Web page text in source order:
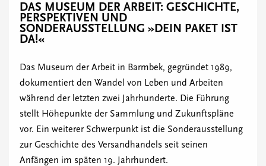
DAS MUSEUM DER ARBEIT: GESCHICHTE,
PERSPEKTIVEN UND
SONDERAUSSTELLUNG »DEIN PAKET IST
DA!«
Das Museum der Arbeit in Barmbek, gegründet 1989,
dokumentiert den Wandel von Leben und Arbeiten
während der letzten zwei Jahrhunderte. Die Führung
stellt Höhepunkte der Sammlung und Zukunftspläne
vor. Ein weiterer Schwerpunkt ist die Sonderausstellung
zur Geschichte des Versandhandels seit seinen
Anfängen im späten 19. Jahrhundert.